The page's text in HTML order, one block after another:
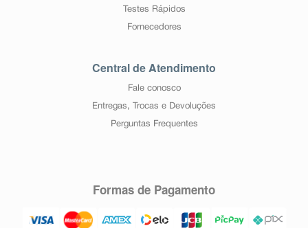
Testes Rápidos
Fornecedores
Central de Atendimento
Fale conosco
Entregas, Trocas e Devoluções
Perguntas Frequentes
Formas de Pagamento